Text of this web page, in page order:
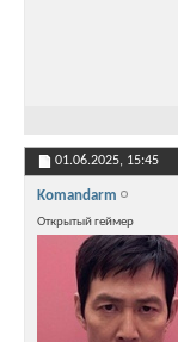
01.06.2025, 15:45
Komandarm
Открытый геймер